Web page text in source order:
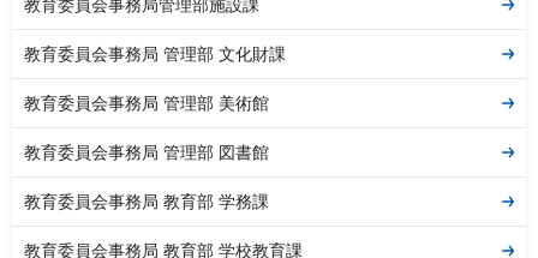
教育委員会事務局管理部施設課
教育委員会事務局 管理部 文化財課
教育委員会事務局 管理部 美術館
教育委員会事務局 管理部 図書館
教育委員会事務局 教育部 学務課
教育委員会事務局 教育部 学校教育課